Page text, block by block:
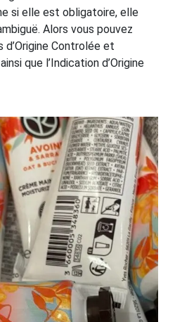
si elle est obligatoire, elle
Alors vous pouvez
Controlée et
que l’Indication d’Origine